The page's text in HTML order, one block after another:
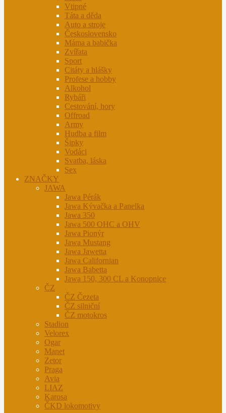
Vtipné
Táta a děda
Auto a stroje
Československo
Máma a babička
Zvířata
Sport
Citáty a hlášky
Profese a hobby
Alkohol
Rybáři
Cestování, hory
Offroad
Army
Hudba a film
Šipky
Vodáci
Svatba, láska
Sex
ZNAČKY
JAWA
Jawa Pérák
Jawa Kývačka a Panelka
Jawa 350
Jawa 500 OHC a OHV
Jawa Pionýr
Jawa Mustang
Jawa Jawetta
Jawa Californian
Jawa Babetta
Jawa 150, 300 CL a Konopnice
ČZ
ČZ Čezeta
ČZ silniční
ČZ motokros
Stadion
Velorex
Ogar
Manet
Zetor
Praga
Avia
LIAZ
Karosa
ČKD lokomotivy